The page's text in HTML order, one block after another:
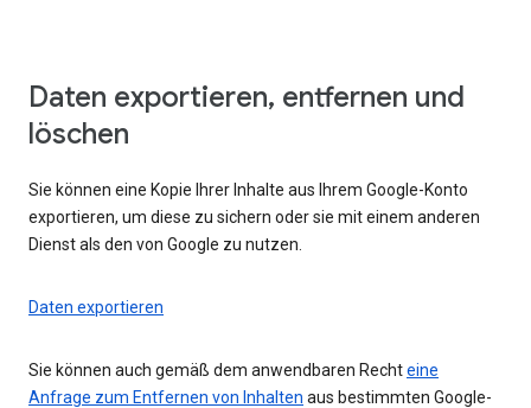
Daten exportieren, entfernen und
löschen
Sie können eine Kopie Ihrer Inhalte aus Ihrem Google-Konto
exportieren, um diese zu sichern oder sie mit einem anderen
Dienst als den von Google zu nutzen.
Daten exportieren
Sie können auch gemäß dem anwendbaren Rechteine
Anfrage zum Entfernen von Inhalten aus bestimmten Google-